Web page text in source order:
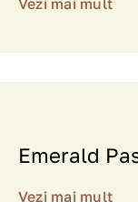
Vezi mai mult
Emerald
Vezi mai mult